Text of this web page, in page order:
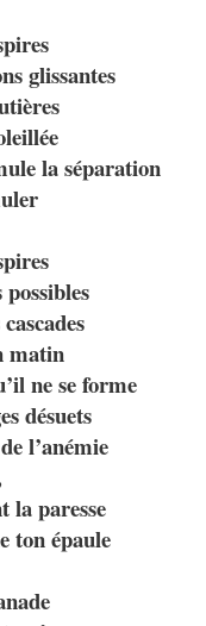
glissantes
la séparation
matin
ne se forme
désuets
l’anémie
la paresse
ton épaule